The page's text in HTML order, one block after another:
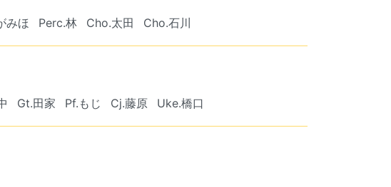
みほ Perc.林 Cho.太田 Cho.石川
Gt.田家 Pf.もじ Cj.藤原 Uke.橋口